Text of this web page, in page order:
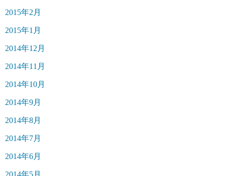
2015年2月
2015年1月
2014年12月
2014年11月
2014年10月
2014年9月
2014年8月
2014年7月
2014年6月
2014年5月